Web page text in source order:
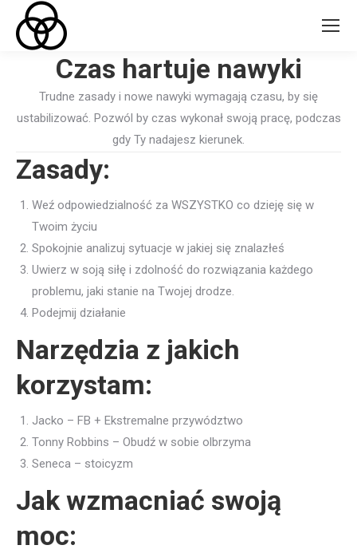
Czas hartuje nawyki
Trudne zasady i nowe nawyki wymagają czasu, by się
ustabilizować. Pozwól by czas wykonał swoją pracę, podczas
gdy Ty nadajesz kierunek.
Zasady:
Weź odpowiedzialność za WSZYSTKO co dzieję się w
Twoim życiu
Spokojnie analizuj sytuacje w jakiej się znalazłeś
Uwierz w soją siłę i zdolność do rozwiązania każdego
problemu, jaki stanie na Twojej drodze.
Podejmij działanie
Narzędzia z jakich
korzystam:
Jacko – FB + Ekstremalne przywództwo
Tonny Robbins – Obudź w sobie olbrzyma
Seneca – stoicyzm
Jak wzmacniać swoją
moc: